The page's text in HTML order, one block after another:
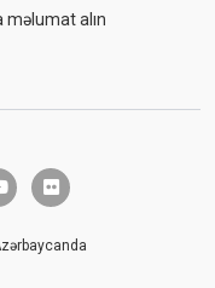
məlumat alın
flickr